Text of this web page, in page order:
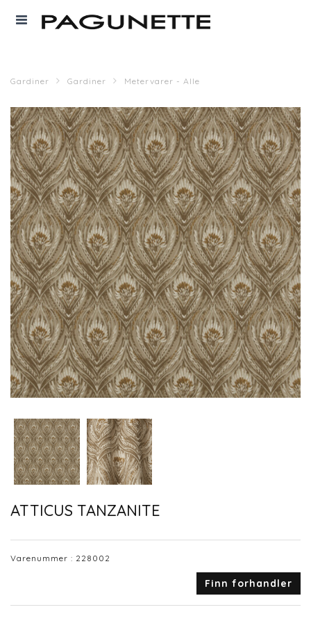
Gardiner Gardiner Metervarer - Alle
ATTICUS TANZANITE
Varenummer : 228002
Finn forhandler